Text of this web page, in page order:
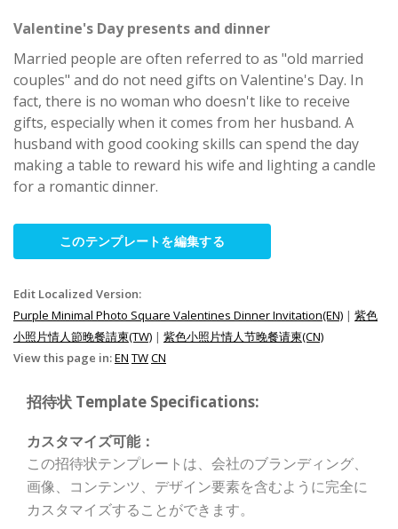
Valentine's Day presents and dinner
Married people are often referred to as "old married
couples" and do not need gifts on Valentine's Day. In
fact, there is no woman who doesn't like to receive
gifts, especially when it comes from her husband. A
husband with good cooking skills can spend the day
making a table to reward his wife and lighting a candle
for a romantic dinner.
このテンプレートを編集する
Edit Localized Version:
Purple Minimal Photo Square Valentines Dinner Invitation(EN) | 紫色
小照片情人節晚餐請柬(TW) | 紫色小照片情人节晚餐请柬(CN)
View this page in:EN TWCN
招待状 Template Specifications:
カスタマイズ可能：
この招待状テンプレートは、会社のブランディング、
画像、コンテンツ、デザイン要素を含むように完全に
カスタマイズすることができます。